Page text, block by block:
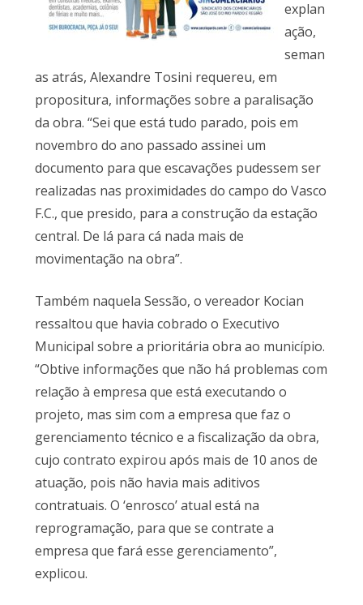
explan
ação,
seman
as atrás, Alexandre Tosini requereu, em
propositura, informações sobre a paralisação
da obra. “Sei que está tudo parado, pois em
novembro do ano passado assinei um
documento para que escavações pudessem ser
realizadas nas proximidades do campo do Vasco
F.C., que presido, para a construção da estação
central. De lá para cá nada mais de
movimentação na obra”.
Também naquela Sessão, o vereador Kocian
ressaltou que havia cobrado o Executivo
Municipal sobre a prioritária obra ao município.
“Obtive informações que não há problemas com
relação à empresa que está executando o
projeto, mas sim com a empresa que faz o
gerenciamento técnico e a fiscalização da obra,
cujo contrato expirou após mais de 10 anos de
atuação, pois não havia mais aditivos
contratuais. O ‘enrosco’ atual está na
reprogramação, para que se contrate a
empresa que fará esse gerenciamento”,
explicou.